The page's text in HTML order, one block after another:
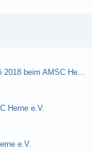
Kein Training am Samstag, den 23. Juni 2018 beim AMSC Herne e.V.
Herne e.V.
e.V.